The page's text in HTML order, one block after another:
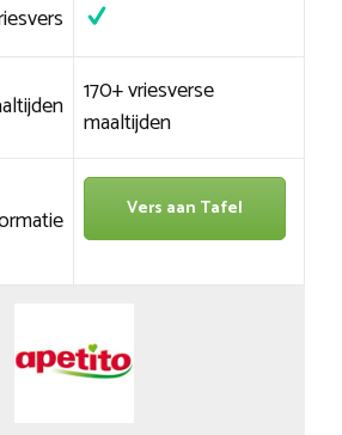
170+ vriesverse
maaltijden
Vers aan Tafel